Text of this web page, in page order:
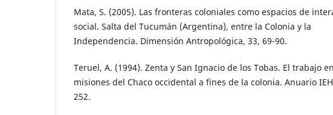
Mata, S. (2005). Las fronteras coloniales como espacios de
social. Salta del Tucumán (Argentina), entre la Colonia y la
Independencia. Dimensión Antropológica, 33, 69-90.
Teruel, A. (1994). Zenta y San Ignacio de los Tobas. El trabajo
misiones del Chaco occidental a fines de la colonia. Anuario
252.